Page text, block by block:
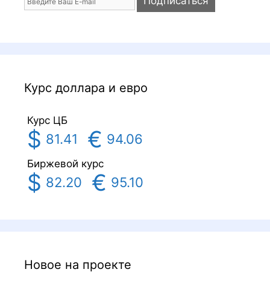
Курс доллара и евро
Курс ЦБ
$ 81.41 € 94.06
Биржевой курс
$ 82.20 € 95.10
Новое на проекте